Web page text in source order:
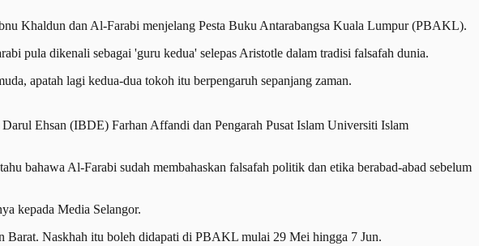
Khaldun dan Al-Farabi menjelang Pesta Buku Antarabangsa Kuala Lumpur (PBAKL).
pula dikenali sebagai 'guru kedua' selepas Aristotle dalam tradisi falsafah dunia.
apatah lagi kedua-dua tokoh itu berpengaruh sepanjang zaman.
Ehsan (IBDE) Farhan Affandi dan Pengarah Pusat Islam Universiti Islam
bahawa Al-Farabi sudah membahaskan falsafah politik dan etika berabad-abad sebelum
kepada Media Selangor.
Naskhah itu boleh didapati di PBAKL mulai 29 Mei hingga 7 Jun.